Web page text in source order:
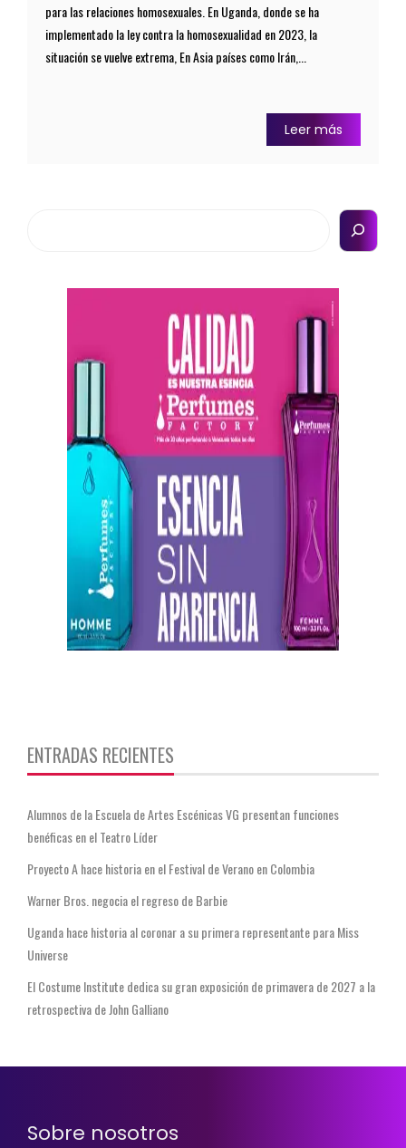
para las relaciones homosexuales. En Uganda, donde se ha
implementado la ley contra la homosexualidad en 2023, la
situación se vuelve extrema, En Asia países como Irán,...
Leer más
ENTRADAS RECIENTES
Alumnos de la Escuela de Artes Escénicas VG presentan funciones
benéficas en el Teatro Líder
Proyecto A hace historia en el Festival de Verano en Colombia
Warner Bros. negocia el regreso de Barbie
Uganda hace historia al coronar a su primera representante para Miss
Universe
El Costume Institute dedica su gran exposición de primavera de 2027 a la
retrospectiva de John Galliano
Sobre nosotros